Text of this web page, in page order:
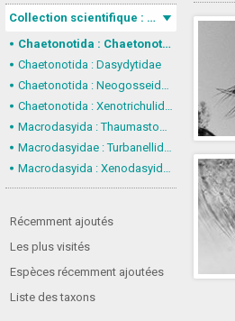
Collection scientifique : Gastrotricha
Chaetonotida : Chaetonotidae
Chaetonotida : Dasydytidae
Chaetonotida : Neogosseidae
Chaetonotida : Xenotrichulidae
Macrodasyida : Thaumastodermatidae
Macrodasyidae : Turbanellidae
Macrodasyida : Xenodasyidae
Récemment ajoutés
Les plus visités
Espèces récemment ajoutées
Liste des taxons